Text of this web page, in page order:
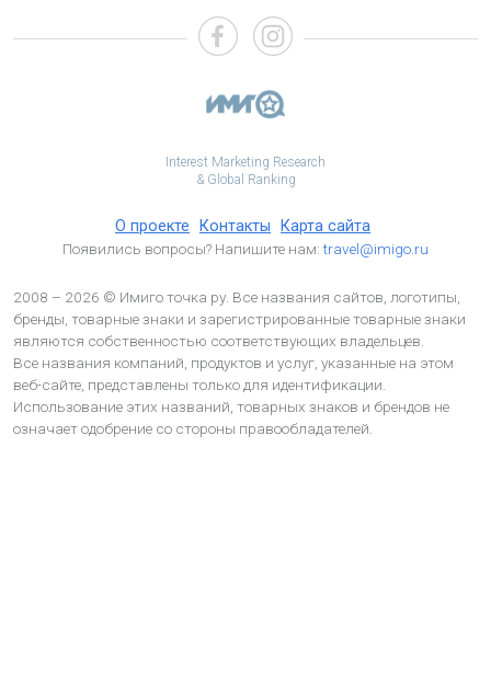
Interest Marketing Research
& Global Ranking
О проекте Контакты Карта сайта
Появились вопросы? Напишите нам:travel@imigo.ru
2008 – 2026 © Имиго точка ру. Все названия сайтов, логотипы,
бренды, товарные знаки и зарегистрированные товарные знаки
являются собственностью соответствующих владельцев.
Все названия компаний, продуктов и услуг, указанные на этом
веб-сайте, представлены только для идентификации.
Использование этих названий, товарных знаков и брендов не
означает одобрение со стороны правообладателей.